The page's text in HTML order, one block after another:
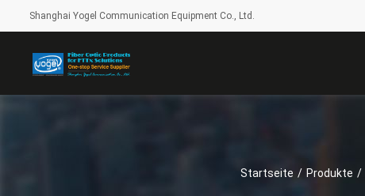
Shanghai Yogel Communication Equipment Co., Ltd.
Startseite / Produkte /